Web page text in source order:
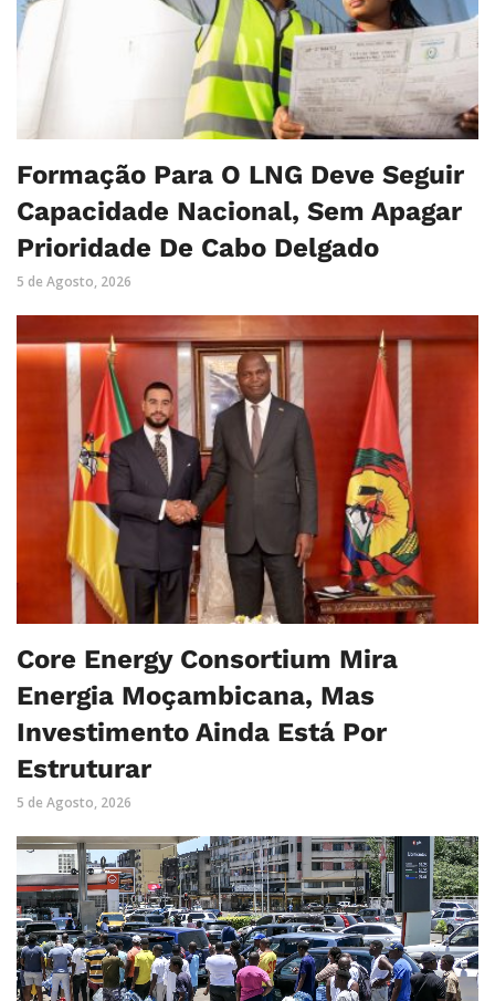
Formação Para O LNG Deve Seguir
Capacidade Nacional, Sem Apagar
Prioridade De Cabo Delgado
5 de Agosto, 2026
Core Energy Consortium Mira
Energia Moçambicana, Mas
Investimento Ainda Está Por
Estruturar
5 de Agosto, 2026